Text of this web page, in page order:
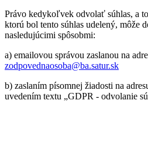
Právo kedykoľvek odvolať súhlas, a
ktorú bol tento súhlas udelený, môže
nasledujúcimi spôsobmi:
a) emailovou správou zaslanou na
zodpovednaosoba@ba.satur.sk
b) zaslaním písomnej žiadosti na
uvedením textu „GDPR - odvolanie